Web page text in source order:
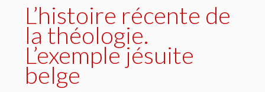
L’histoire récente de
la théologie.
L’exemple jésuite
belge